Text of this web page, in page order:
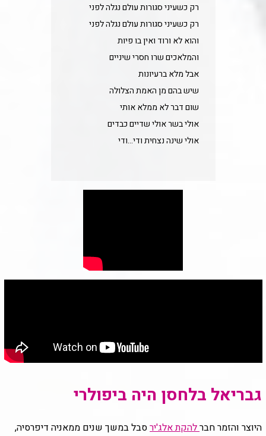
גבריאל בלחסן היה ביפולרי
היוצר והזמר חברלהקת אלג'ירסבל במשך שנים ממאניה דיפרסיה,
רק כשעיני סגורות עולם נגלה לפני
רק כשעיני סגורות עולם נגלה לפני
והוא לא ורוד ואין בו פיות
והמלאכים שרו חסרי שיניים
אבל מלא ברעיונות
שיש בהם מן האמת הצלולה
שום דבר לא ממלא אותי
אולי בשר אולי שדיים כבדים
אולי שינה נצחית ודי...ודי